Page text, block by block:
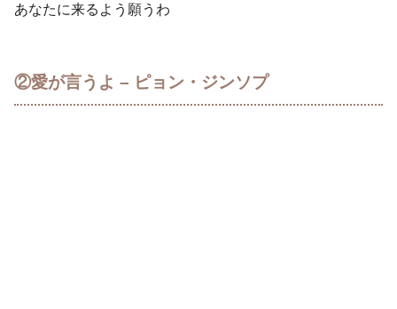
あなたに来るよう願うわ
②愛が言うよ – ピョン・ジンソプ